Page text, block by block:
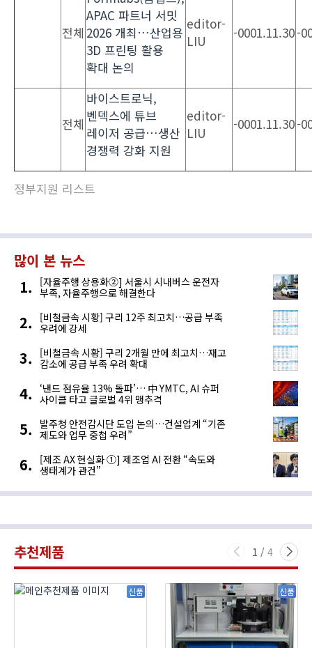
정부지원 리스트
전체
APAC 파트너 서밋
2026 개최…산업용
3D 프린팅 활용
확대 논의
editor-
LIU
-0001.11.30-
전체
바이스트로닉,
벤덱스에 튜브
레이저 공급…생산
경쟁력 강화 지원
editor-
LIU
-0001.11.30-
많이 본 뉴스
[자율주행 상용화②] 서울시 시내버스 운전자
부족, 자율주행으로 해결한다
[비철금속 시황] 구리 12주 최고치…공급 부족
우려에 강세
[비철금속 시황] 구리 2개월 만에 최고치…재고
감소에 공급 부족 우려 확대
‘낸드 점유율 13% 돌파’… 中 YMTC, AI 슈퍼
사이클 타고 글로벌 4위 맹추격
발주청 안전감시단 도입 논의…건설업계 “기존
제도와 업무 중첩 우려”
[제조 AX 현실화 ①] 제조업 AI 전환 “속도와
생태계가 관건”
추천제품 1 / 4
신품 신품